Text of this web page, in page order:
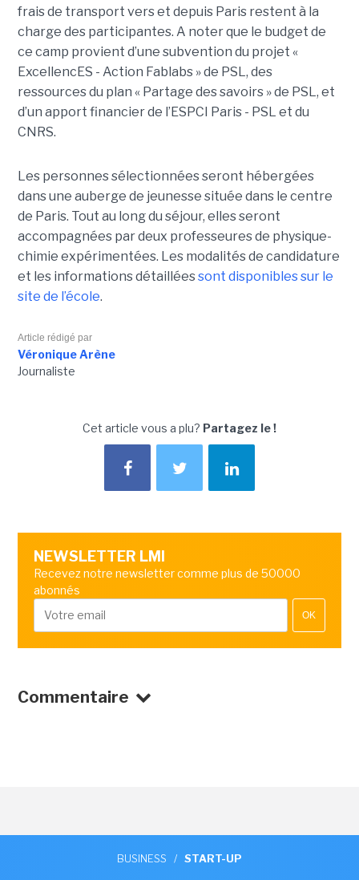
frais de transport vers et depuis Paris restent à la
charge des participantes. A noter que le budget de
ce camp provient d’une subvention du projet «
ExcellencES - Action Fablabs » de PSL, des
ressources du plan « Partage des savoirs » de PSL, et
d’un apport financier de l’ESPCI Paris - PSL et du
CNRS.
Les personnes sélectionnées seront hébergées
dans une auberge de jeunesse située dans le centre
de Paris. Tout au long du séjour, elles seront
accompagnées par deux professeures de physique-
chimie expérimentées. Les modalités de candidature
et les informations détailléessont disponibles sur le
site de l’école.
Article rédigé par
Véronique Arène
Journaliste
Cet article vous a plu? Partagez le !
NEWSLETTER LMI
Recevez notre newsletter comme plus de 50000
abonnés
OK
Commentaire
BUSINESS / START-UP